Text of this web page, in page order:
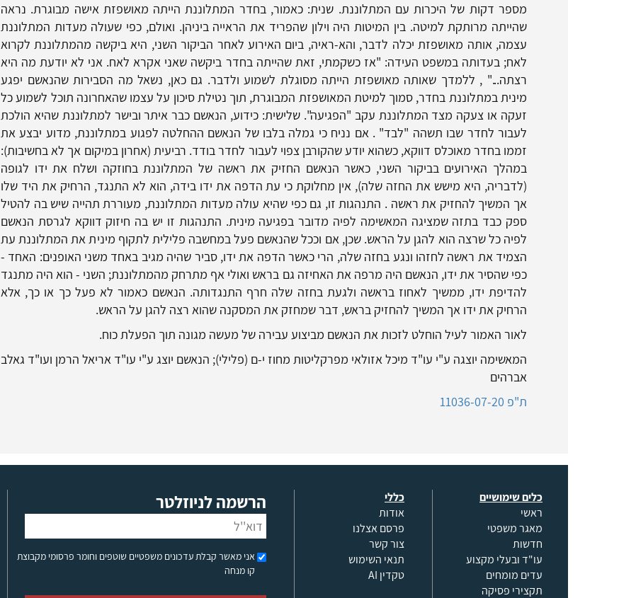
מספר דקות של היכרות עם המתלוננת. שנית: כאמור, בחדר המתלוננת הייתה מאושפזת אישה מבוגרת. נראה
שהייתה מרותקת למיטה. בין המיטות היה וילון שהפריד את הראייה ביניהן. ואולם, כפי שעולה מעדות המתלוננת
עצמה, אותה מאושפזת יכלה לדבר, והא-ראיה, ביום האירוע לאחר הביקור השני, היא ביקשה מהמתלוננת לקרוא
לאח; בעדותה במשפט העידה: "אז כשקמתי, זאת שהייתה בחדר ביקשה שאני אקרא לאח. אני לא יודעת מה היא
רצתה..." , ללמדך שאותה מאושפזת הייתה מסוגלת לשמוע ולדבר. גם כאן, נשאל מה הסבירות שהנאשם יפגע
מינית במתלוננת בחדר, סמוך למיטת המאושפזת המבוגרת, תוך נטילת סיכון על עצמו שהאחרונה תוכל לשמוע כל
זעקה או צעקה מצד המתלוננת עקב "הפגיעה". שלישית: כידוע, הנאשם כבר איתר ובישר למתלוננת שהיא הולכת
לעבור לחדר שבו תשהה "לבד" . אם נניח כי גמלה בלבו של הנאשם ההחלטה לפגוע במתלוננת, מדוע יבצע את
זממו בחדר מאוכלס דווקא, כשהוא יודע שהקורבן צפוי לעבור לחדר בודד. רביעית (אחרון במיקום אך לא בחשיבות):
במהלך האירועים בביקור השני, כאשר הנאשם החזיק את ראשה של המתלוננת בחוזקה ושלח את ידו לגופה
(לדבריה, היא מישש את החזה שלה), אין מחלוקת כי עת הדפה את ידו בידה, הוא לא התנגד, הרחיק את היד שלו
אך המשיך להחזיק את ראשה . התנהגות זו, גם כפי שהיא עולה מעדות המתלוננת, מעוררת תהייה שיש בה להטיל
ספק כבד בתזה שמציגה המאשימה לפיה מדובר בפגיעה מינית. התנהגות זו יש בה חיזוק דווקא לגרסת הנאשם
לפיה כל שרצה הוא להגן על הראש. שכן, אם וככל שהנאשם פעל במחשבה פלילית לתקוף מינית את המתלוננת עת
הצמיד את ראשה לחזהו ונגע בחזה שלה, הרי כאשר הדפה את ידו, סביר שהיה מגיב באחד משני האופנים: האחד -
כפי שהסיר את ידו, הנאשם היה מרפה את האחיזה גם בראש ואולי אף מתרחק מהמתלוננת; השני - הוא היה מתנגד
להדיפת ידו, ממשיך לאחוז בראשה ולגעת בחזה שלה חרף התנגדותה. הנאשם כאמור לא פעל כך או כך, אלא
הרחיק את ידו אך המשיך להחזיק בראש, דבר שמחזק את המסקנה שהוא רצה להגן על הראש.
לאור האמור לעיל הוחלט לזכות את הנאשם מביצוע עבירה של מעשה מגונה תוך הפעלת כוח.
המאשימה יוצגה ע"י עו"ד מיכל אזולאי מפרקליטות מחוז י-ם (פלילי); הנאשם יוצג ע"י עו"ד אריאל הרמן ועו"ד גאלב
אברהים
ת"פ 11036-07-20
כלים שימושיים
ראשי
מאגר משפטי
חדשות
עו"ד ובעלי מקצוע
עדים מומחים
תקצירי פסיקה
כללי
אודות
פרסם אצלנו
צור קשר
תנאי השימוש
טקדין AI
הרשמה לניוזלטר
אני מאשר קבלת עדכונים משפטיים שוטפים וחומר פרסומי מקבוצת
קו מנחה